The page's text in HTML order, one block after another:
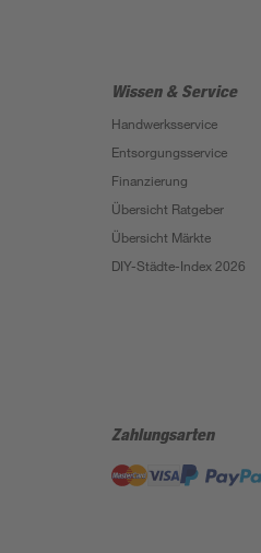
Wissen & Service
Handwerksservice
Entsorgungsservice
Finanzierung
Übersicht Ratgeber
Übersicht Märkte
DIY-Städte-Index 2026
Zahlungsarten